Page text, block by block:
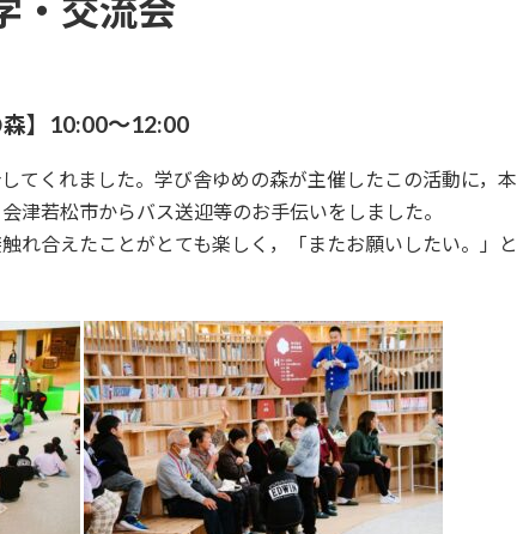
・交流会
】10:00～12:00
てくれました。学び舎ゆめの森が主催したこの活動に，本
津若松市からバス送迎等のお手伝いをしました。
れ合えたことがとても楽しく，「またお願いしたい。」と